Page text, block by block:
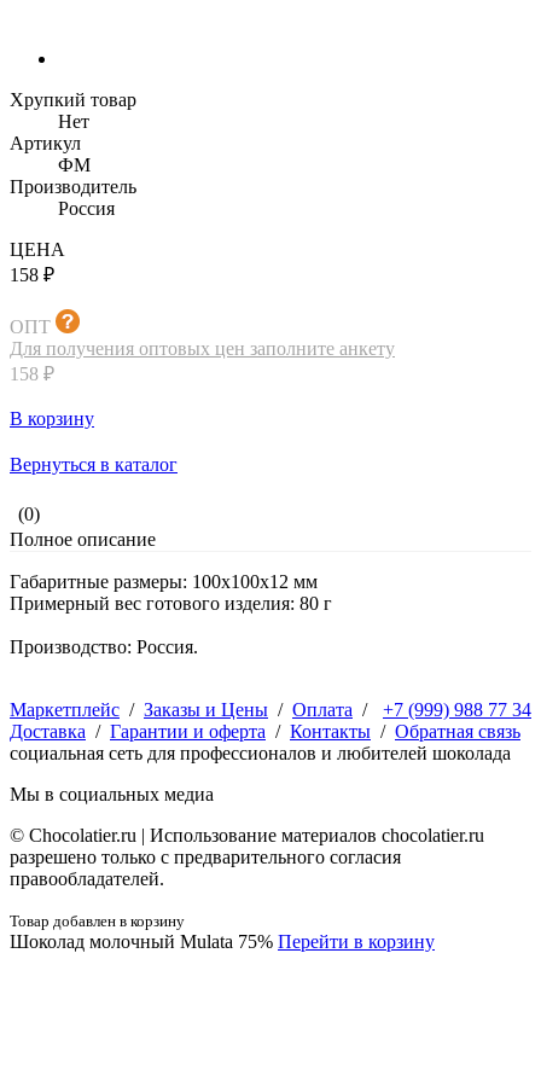
Хрупкий товар
Нет
Артикул
ФМ
Производитель
Россия
ЦЕНА
158 ₽
ОПТ
Для получения оптовых цен заполните анкету
158 ₽
В корзину
Вернуться в каталог
(0)
Полное описание
Габаритные размеры: 100х100х12 мм
Примерный вес готового изделия: 80 г
Производство: Россия.
+7 (999) 988 77 34
Маркетплейс / Заказы и Цены / Оплата /
Доставка / Гарантии и оферта / Контакты / Обратная связь
социальная сеть для профессионалов и любителей шоколада
Мы в социальных медиа
© Сhocolatier.ru | Использование материалов chocolatier.ru
разрешено только с предварительного согласия
правообладателей.
Товар добавлен в корзину
Шоколад молочный Mulata 75% Перейти в корзину